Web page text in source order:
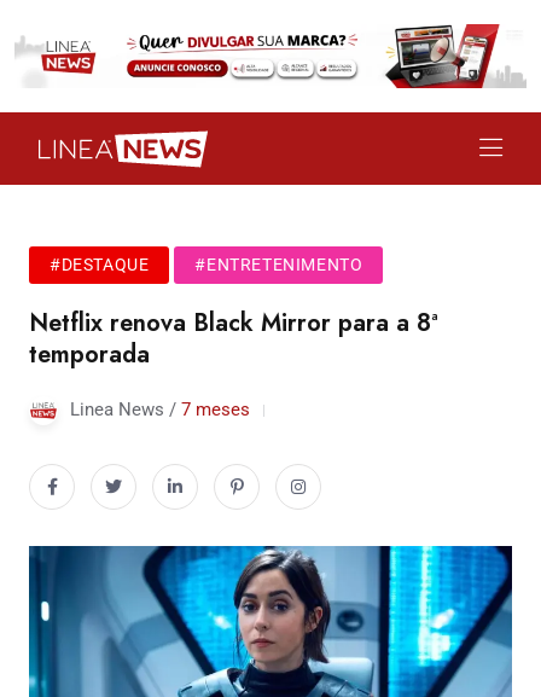
#DESTAQUE #ENTRETENIMENTO
Netflix renova Black Mirror para a 8ª
temporada
Linea News / 7 meses